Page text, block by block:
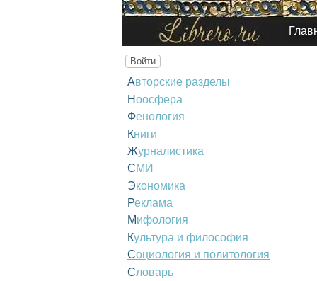
Войти
Авторские разделы
Ноосфера
Фенология
Книги
Журналистика
СМИ
Экономика
Реклама
Мифология
Культура и философия
Социология и политология
Словарь